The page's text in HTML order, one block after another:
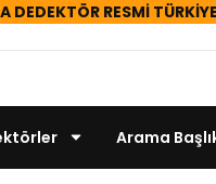
DEDEKTÖRRESMİ
Arama